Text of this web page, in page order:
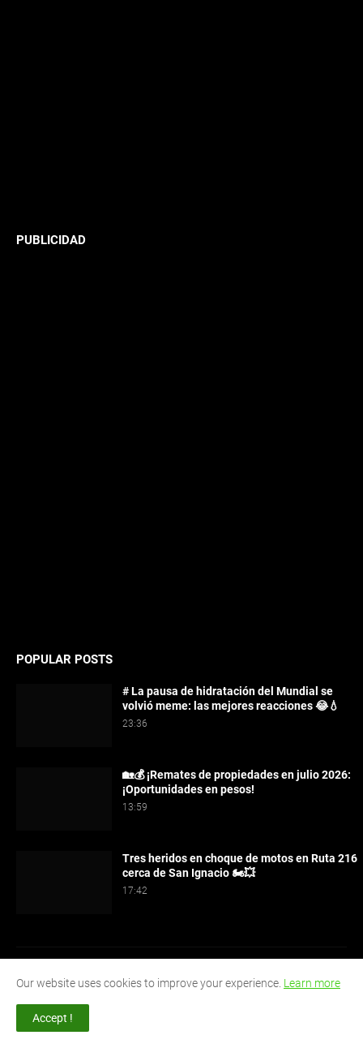
PUBLICIDAD
POPULAR POSTS
# La pausa de hidratación del Mundial se
volvió meme: las mejores reacciones 😂💧
23:36
🏡💰 ¡Remates de propiedades en julio 2026:
¡Oportunidades en pesos!
13:59
Tres heridos en choque de motos en Ruta 216
cerca de San Ignacio 🏍️💥
17:42
Our website uses cookies to improve your experience. Learn more
Accept !